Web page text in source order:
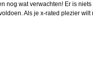
nog wat verwachten! Er is
Als je x-rated plezier